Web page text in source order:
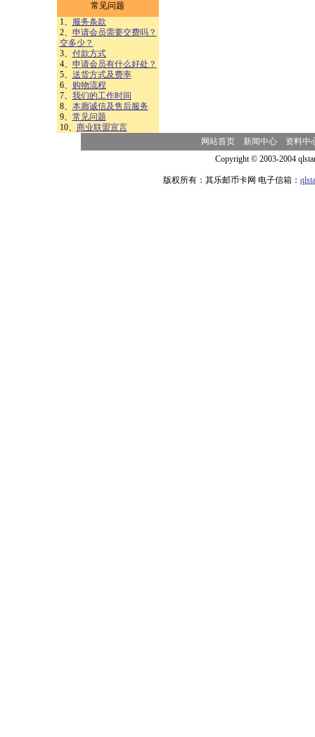
常见问题
1、
服务条款
2、 申请会员需要交费吗？
交多少？
3、 付款方式
4、 申请会员有什么好处？
5、 送货方式及费率
6、
购物流程
7、 我们的工作时间
8、 本廊诚信及售后服务
9、 常见问题
10、 商业联盟宣言
网站首页 新闻中心
资料中
Copyright © 2003-2004
版权所有：其乐邮币卡网 电子信箱：